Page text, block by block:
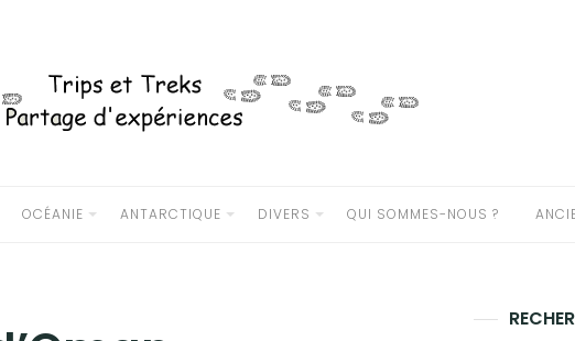
OCÉANIE ANTARCTIQUE DIVERS QUI SOMMES-NOUS ?